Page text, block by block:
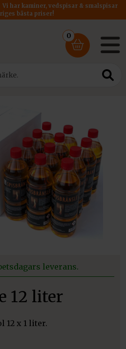
har kaminer, vedspisar & smalspisar
bästa priser!
0
leverans.
12 liter
12 x 1 liter.